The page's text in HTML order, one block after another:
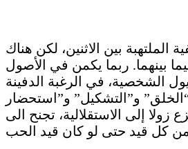
الملتهبة بين الاثنين، لكن هناك
بينهما. ربما يكمن في الأصول
الشخصية، في الرغبة الدفينة
و”التشكيل” و”استحضار
زولا إلى الاستقلالية، تجنح الى